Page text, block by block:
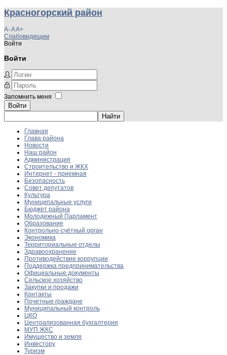
Красногорский район
A-AA+
Слабовидящим
Войти
Войти
Запомнить меня
Войти
Главная
Глава района
Новости
Наш район
Администрация
Строительство и ЖКХ
Интернет - приемная
Безопасность
Совет депутатов
Культура
Муниципальные услуги
Бюджет района
Молодежный Парламент
Образование
Контрольно-счётный орган
Экономика
Территориальные отделы
Здравоохранение
Противодействие коррупции
Поддержка предпринимательства
Официальные документы
Сельское хозяйство
Закупки и продажи
Контакты
Почетные граждане
Муниципальный контроль
ЦКО
Централизованная бухгалтерия
МУП ЖКС
Имущество и земля
Инвестору
Туризм